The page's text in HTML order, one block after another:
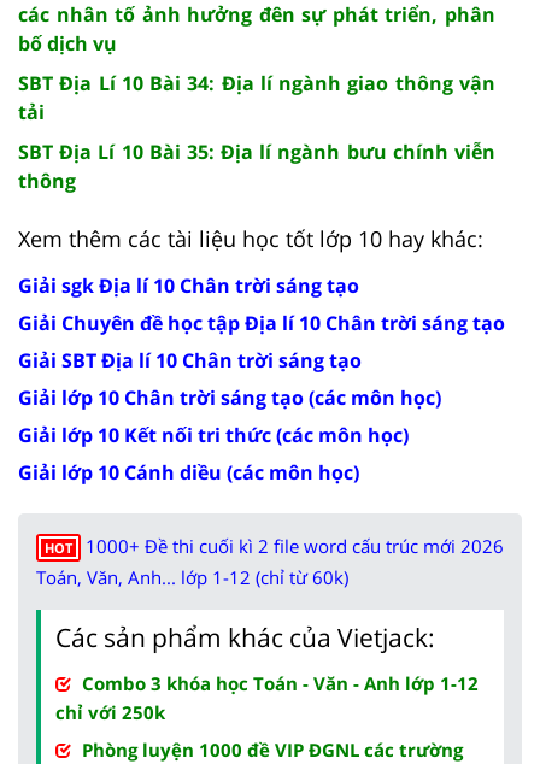
các nhân tố ảnh hưởng đên sự phát triển, phân
bố dịch vụ
SBT Địa Lí 10 Bài 34: Địa lí ngành giao thông vận
tải
SBT Địa Lí 10 Bài 35: Địa lí ngành bưu chính viễn
thông
Xem thêm các tài liệu học tốt lớp 10 hay khác:
Giải sgk Địa lí 10 Chân trời sáng tạo
Giải Chuyên đề học tập Địa lí 10 Chân trời sáng tạo
Giải SBT Địa lí 10 Chân trời sáng tạo
Giải lớp 10 Chân trời sáng tạo (các môn học)
Giải lớp 10 Kết nối tri thức (các môn học)
Giải lớp 10 Cánh diều (các môn học)
HOT
1000+ Đề thi cuối kì 2 file word cấu trúc mới 2026
Toán, Văn, Anh... lớp 1-12 (chỉ từ 60k)
Các sản phẩm khác của Vietjack:
Combo 3 khóa học Toán - Văn - Anh lớp 1-12
chỉ với 250k
Phòng luyện 1000 đề VIP ĐGNL các trường